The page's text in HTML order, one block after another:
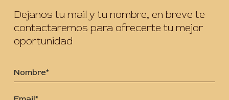
Dejanos tu mail y tu nombre, en breve te
contactaremos para ofrecerte tu mejor
oportunidad